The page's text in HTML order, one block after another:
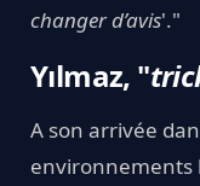
changer d’avis'."
Yılmaz, "
A son arrivée
environnements